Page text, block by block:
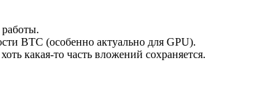
BTC (особенно актуально для GPU).
какая-то часть вложений сохраняется.